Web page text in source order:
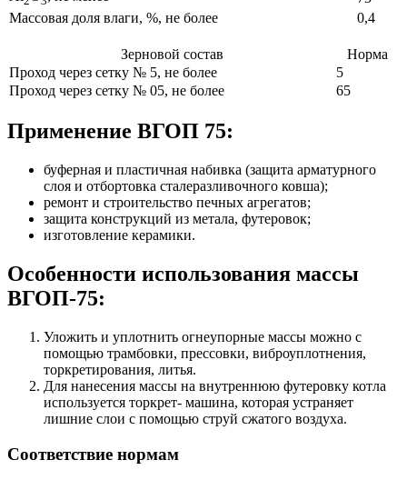
Массовая доля влаги, %, не более
0,4
Зерновой состав
Норма
Проход через сетку № 5, не более
5
Проход через сетку № 05, не более
65
Применение ВГОП 75:
буферная и пластичная набивка (защита арматурного
слоя и отбортовка сталеразливочного ковша);
ремонт и строительство печных агрегатов;
защита конструкций из метала, футеровок;
изготовление керамики.
Особенности использования массы
ВГОП-75:
Уложить и уплотнить огнеупорные массы можно с
помощью трамбовки, прессовки, виброуплотнения,
торкретирования, литья.
Для нанесения массы на внутреннюю футеровку котла
используется торкрет- машина, которая устраняет
лишние слои с помощью струй сжатого воздуха.
Соответствие нормам